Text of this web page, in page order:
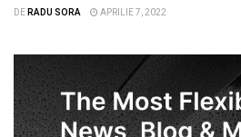
DERADU SORA APRILIE 7, 2022